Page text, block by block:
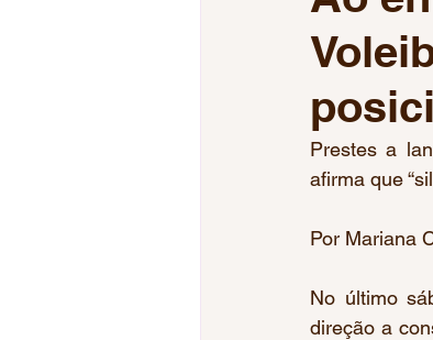
Jogos da Juventude
Tiro Esportivo
Prestes a
afirma que
Por Mariana
No último
direção a